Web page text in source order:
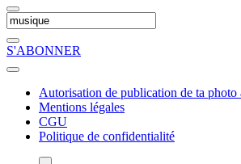
S'ABONNER
Autorisation de publication de ta photo
Mentions légales
CGU
Politique de confidentialité